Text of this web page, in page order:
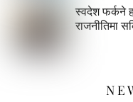
स्वदेश फर्कने
राजनीतिमा